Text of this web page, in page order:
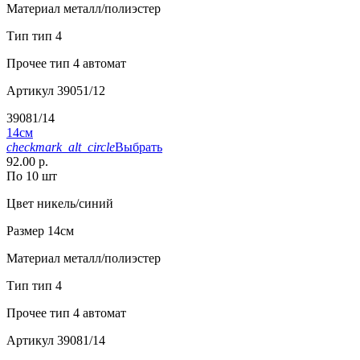
Материал металл/полиэстер
Тип тип 4
Прочее тип 4 автомат
Артикул 39051/12
39081/14
14см
checkmark_alt_circleВыбрать
92.00 р.
По 10 шт
Цвет никель/синий
Размер 14см
Материал металл/полиэстер
Тип тип 4
Прочее тип 4 автомат
Артикул 39081/14